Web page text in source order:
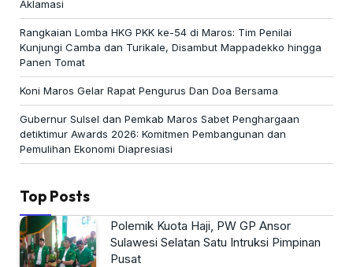
Aklamasi
Rangkaian Lomba HKG PKK ke-54 di Maros: Tim Penilai
Kunjungi Camba dan Turikale, Disambut Mappadekko hingga
Panen Tomat
Koni Maros Gelar Rapat Pengurus Dan Doa Bersama
Gubernur Sulsel dan Pemkab Maros Sabet Penghargaan
detiktimur Awards 2026: Komitmen Pembangunan dan
Pemulihan Ekonomi Diapresiasi
Top Posts
Polemik Kuota Haji, PW GP Ansor
Sulawesi Selatan Satu Intruksi Pimpinan
Pusat